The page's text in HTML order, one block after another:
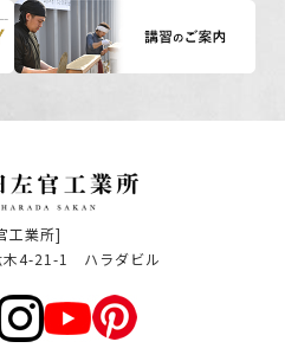
工業所]
木4-21-1 ハラダビル